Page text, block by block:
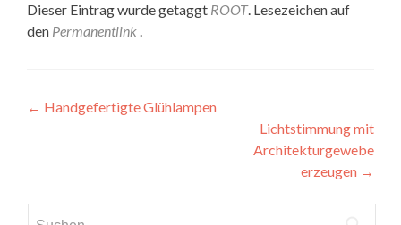
Dieser Eintrag wurde getaggt ROOT. Lesezeichen auf
den Permanentlink .
Beitragsnavigation
← Handgefertigte Glühlampen
Lichtstimmung mit
Architekturgewebe
erzeugen →